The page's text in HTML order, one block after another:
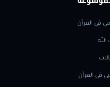
في القرآن
الله
في القرآن